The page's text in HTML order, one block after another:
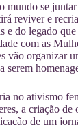
se
reviver e
e do legado
com as
vão
serem
no ativismo
a criação
de um